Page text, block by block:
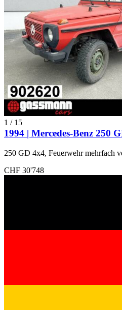
1 / 15
1994 | Mercedes-Benz 250
250 GD 4x4, Feuerwehr mehrfach
CHF 30'748